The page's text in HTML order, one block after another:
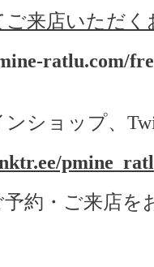
来店いただく
ratlu.com/
ショップ、
約・ご来店を